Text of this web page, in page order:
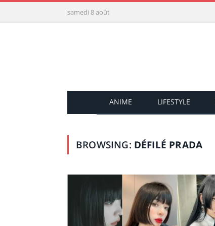
samedi 8 août
ANIME LIFESTYLE
BROWSING: DÉFILÉ PRADA